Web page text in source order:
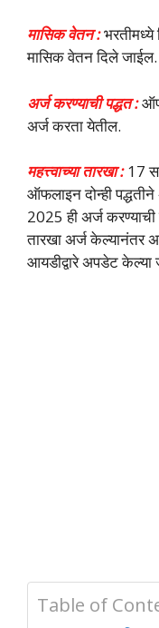
मासिक वेतन :भरतीमध्ये
मासिक वेतन दिले जाईल.
अर्ज करण्याची पद्धत :
अर्ज करता येतील.
महत्त्वाच्या तारखा :17
ऑफलाइन दोन्ही
2025 ही अर्ज
तारखा अर्ज केल्यानंतर
आयडीद्वारे अपडेट केल्या
Table of